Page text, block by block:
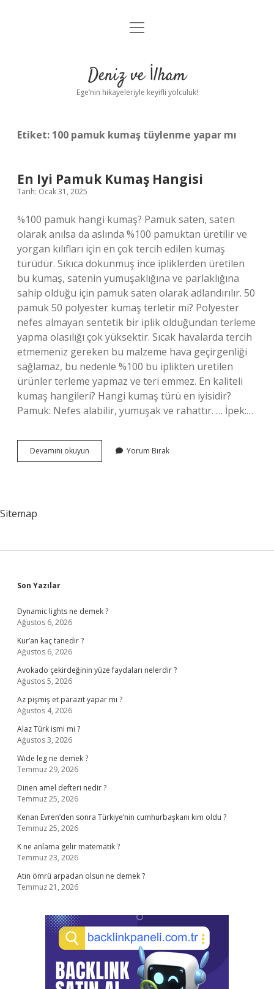
Anasayfa
Yasal Uyarı
menüyü
Deniz ve İlham
Ege’nin hikayeleriyle keyifli yolculuk!
Etiket: 100 pamuk kumaş tüylenme yapar mı
En Iyi Pamuk Kumaş Hangisi
Tarih: Ocak 31, 2025
%100 pamuk hangi kumaş? Pamuk saten, saten
olarak anılsa da aslında %100 pamuktan üretilir ve
yorgan kılıfları için en çok tercih edilen kumaş
türüdür. Sıkıca dokunmuş ince ipliklerden üretilen
bu kumaş, satenin yumuşaklığına ve parlaklığına
sahip olduğu için pamuk saten olarak adlandırılır. 50
pamuk 50 polyester kumaş terletir mi? Polyester
nefes almayan sentetik bir iplik olduğundan terleme
yapma olasılığı çok yüksektir. Sıcak havalarda tercih
etmemeniz gereken bu malzeme hava geçirgenliği
sağlamaz, bu nedenle %100 bu iplikten üretilen
ürünler terleme yapmaz ve teri emmez. En kaliteli
kumaş hangileri? Hangi kumaş türü en iyisidir?
Pamuk: Nefes alabilir, yumuşak ve rahattır. … İpek:…
Devamını okuyun
Iyi
Yorum Bırak
Sitemap
Sidebar
Son Yazılar
Dynamic lights ne demek ?
Ağustos 6, 2026
Kur’an kaç tanedir ?
Ağustos 6, 2026
Avokado çekirdeğinin yüze faydaları nelerdir ?
Ağustos 5, 2026
Az pişmiş et parazit yapar mı ?
Ağustos 4, 2026
Alaz Türk ismi mi ?
Ağustos 3, 2026
Wıde leg ne demek ?
Temmuz 29, 2026
Dinen amel defteri nedir ?
Temmuz 25, 2026
Kenan Evren’den sonra Türkiye’nin cumhurbaşkanı kim oldu ?
Temmuz 25, 2026
K ne anlama gelir matematik ?
Temmuz 23, 2026
Atın ömrü arpadan olsun ne demek ?
Temmuz 21, 2026